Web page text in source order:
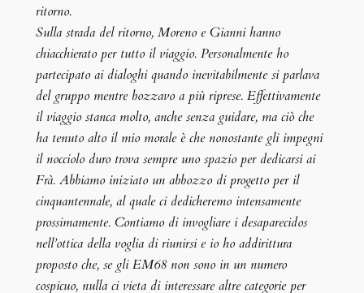
ritorno.
Sulla strada del ritorno, Moreno e Gianni hanno
chiacchierato per tutto il viaggio. Personalmente ho
partecipato ai dialoghi quando inevitabilmente si parlava
del gruppo mentre bozzavo a più riprese. Effettivamente
il viaggio stanca molto, anche senza guidare, ma ciò che
ha tenuto alto il mio morale è che nonostante gli impegni
il nocciolo duro trova sempre uno spazio per dedicarsi ai
Frà. Abbiamo iniziato un abbozzo di progetto per il
cinquantennale, al quale ci dedicheremo intensamente
prossimamente. Contiamo di invogliare i desaparecidos
nell’ottica della voglia di riunirsi e io ho addirittura
proposto che, se gli EM68 non sono in un numero
cospicuo, nulla ci vieta di interessare altre categorie per